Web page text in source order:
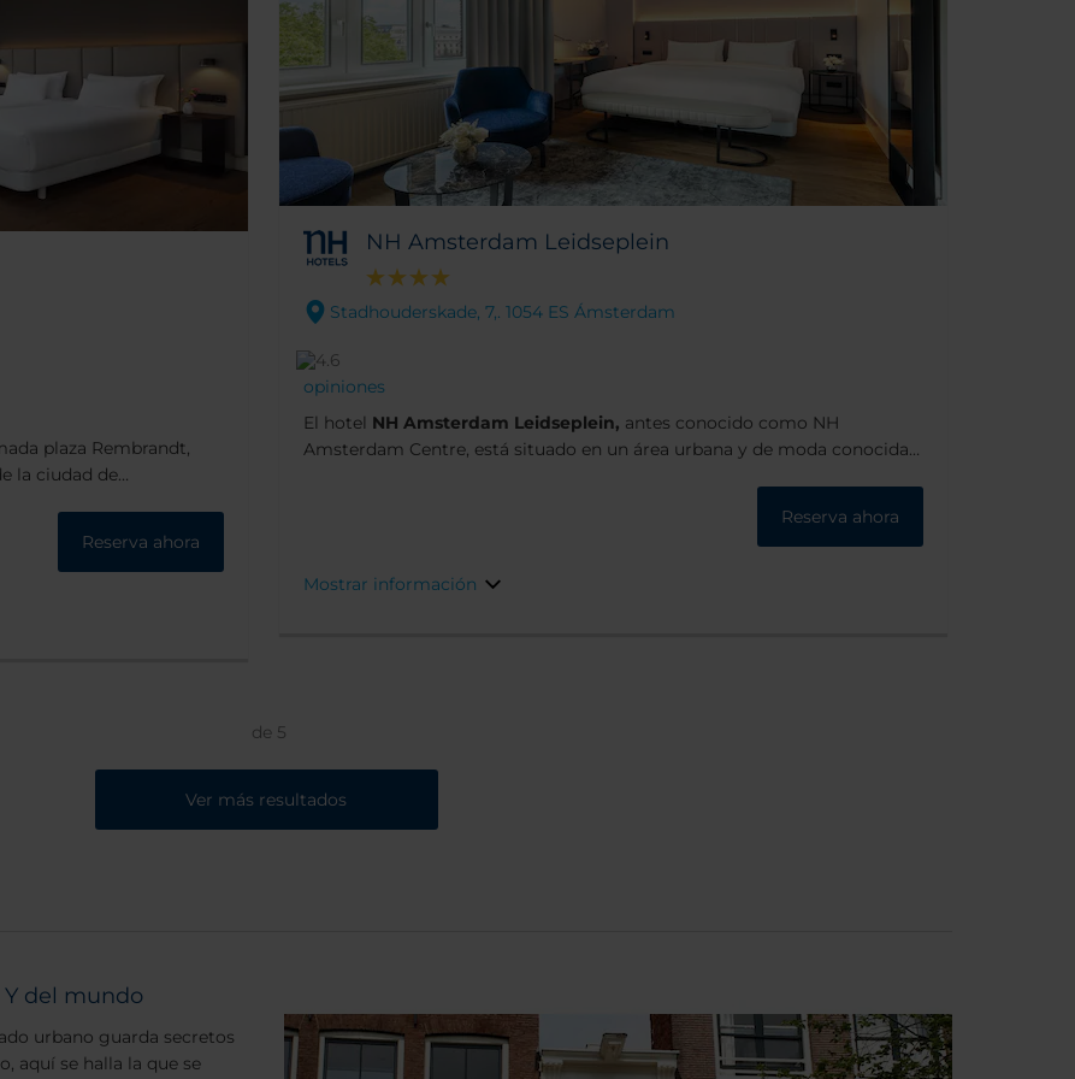
NH Amsterdam Leidseplein
Stadhouderskade, 7,. 1054 ES Ámsterdam
opiniones
El hotel NH Amsterdam Leidseplein, antes conocido como NH
Amsterdam Centre, está situado en un área urbana y de moda conocida
el canal que hay frente al hotel encontrarás tiendas, cafeterías y
Reserva ahora
Mostrar información
plaza Rembrandt,
la ciudad de
Reserva ahora
de 5
Ver más resultados
Y del mundo
urbano guarda secretos
aquí se halla la que se